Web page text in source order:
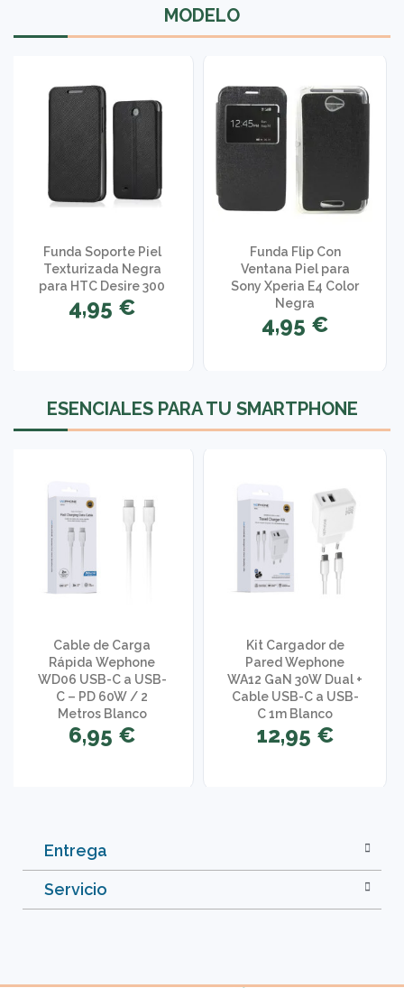
MODELO
Funda Soporte Piel
Texturizada Negra
para HTC Desire 300
4,95 €
Funda Flip Con
Ventana Piel para
Sony Xperia E4 Color
Negra
4,95 €
1 opinión
ESENCIALES PARA TU SMARTPHONE
Cable de Carga
Rápida Wephone
WD06 USB-C a USB-
C – PD 60W / 2
Metros Blanco
6,95 €
Kit Cargador de
Pared Wephone
WA12 GaN 30W Dual +
Cable USB-C a USB-
C 1m Blanco
12,95 €
Entrega
Servicio